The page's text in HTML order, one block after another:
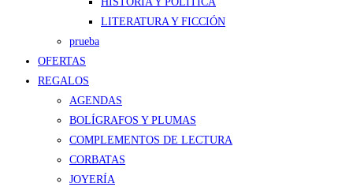
LITERATURA Y FICCIÓN
prueba
OFERTAS
REGALOS
AGENDAS
BOLÍGRAFOS Y PLUMAS
COMPLEMENTOS DE LECTURA
CORBATAS
JOYERÍA